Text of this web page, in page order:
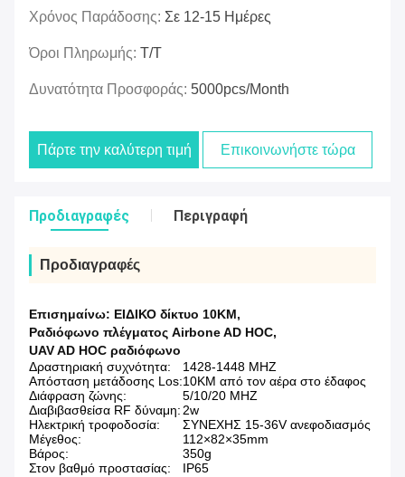
Χρόνος Παράδοσης: Σε 12-15 Ημέρες
Όροι Πληρωμής: T/T
Δυνατότητα Προσφοράς: 5000pcs/month
Πάρτε την καλύτερη τιμή Επικοινωνήστε τώρα
Προδιαγραφές Περιγραφή
Προδιαγραφές
Επισημαίνω: ΕΙΔΙΚΟ δίκτυο 10KM,
Ραδιόφωνο πλέγματος Airbone AD HOC,
UAV AD HOC ραδιόφωνο
Δραστηριακή συχνότητα:
1428-1448 MHZ
Απόσταση μετάδοσης Los:10KM από τον αέρα στο έδαφος
Διάφραση ζώνης:
5/10/20 MHZ
Διαβιβασθείσα RF δύναμη:2w
Ηλεκτρική τροφοδοσία:
ΣΥΝΕΧΗΣ 15-36V ανεφοδιασμός
Μέγεθος:
112×82×35mm
Βάρος:
350g
Στον βαθμό προστασίας:
IP65